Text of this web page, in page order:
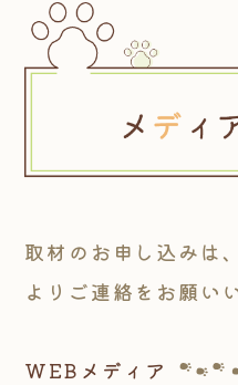
取材のお申し込みは
よりご連絡をお願い
WEBメディア